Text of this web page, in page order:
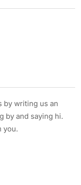
by writing us an
by and saying hi.
you.